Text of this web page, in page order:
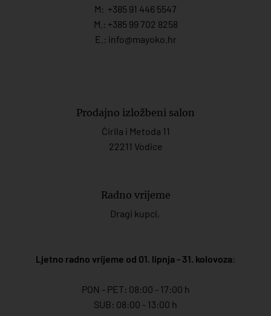
M: +385 91 446 5547
M.: +385 99 702 8258
E.: info@mayoko. hr
Prodajno izložbeni salon
Ćirila i Metoda 11
22211 Vodice
Radno vrijeme
Dragi kupci,
Ljetno radno vrijeme od 01. lipnja - 31. kolovoza:
PON - PET: 08:00 - 17:00 h
SUB: 08:00 - 13:00 h